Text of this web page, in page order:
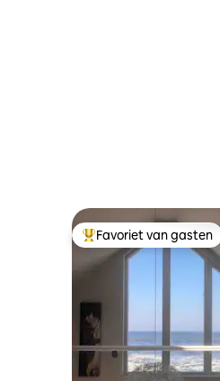
Topfavoriet van gasten
Favoriet van gasten